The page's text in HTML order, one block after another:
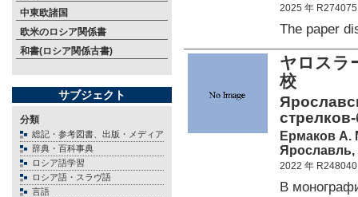
中東欧諸国
欧米のロシア関係書
和書(ロシア関係古書)
サブジェクト
分類
総記・参考図書、出版・メディア
辞典・百科事典
ロシア語学習
ロシア語・スラヴ語
言語
2025 年 R274075
The paper
ヤロスラ
校
Ермаков А.
2022 年 R248040
В